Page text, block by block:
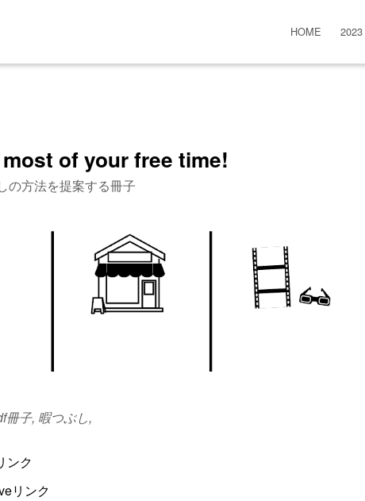
HOME 2023
of your free time!
の方法を提案する冊子
冊子, 暇つぶし,
ンク
リンク